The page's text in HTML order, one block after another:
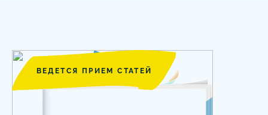
ВЕДЕТСЯ ПРИЕМ СТАТЕЙ